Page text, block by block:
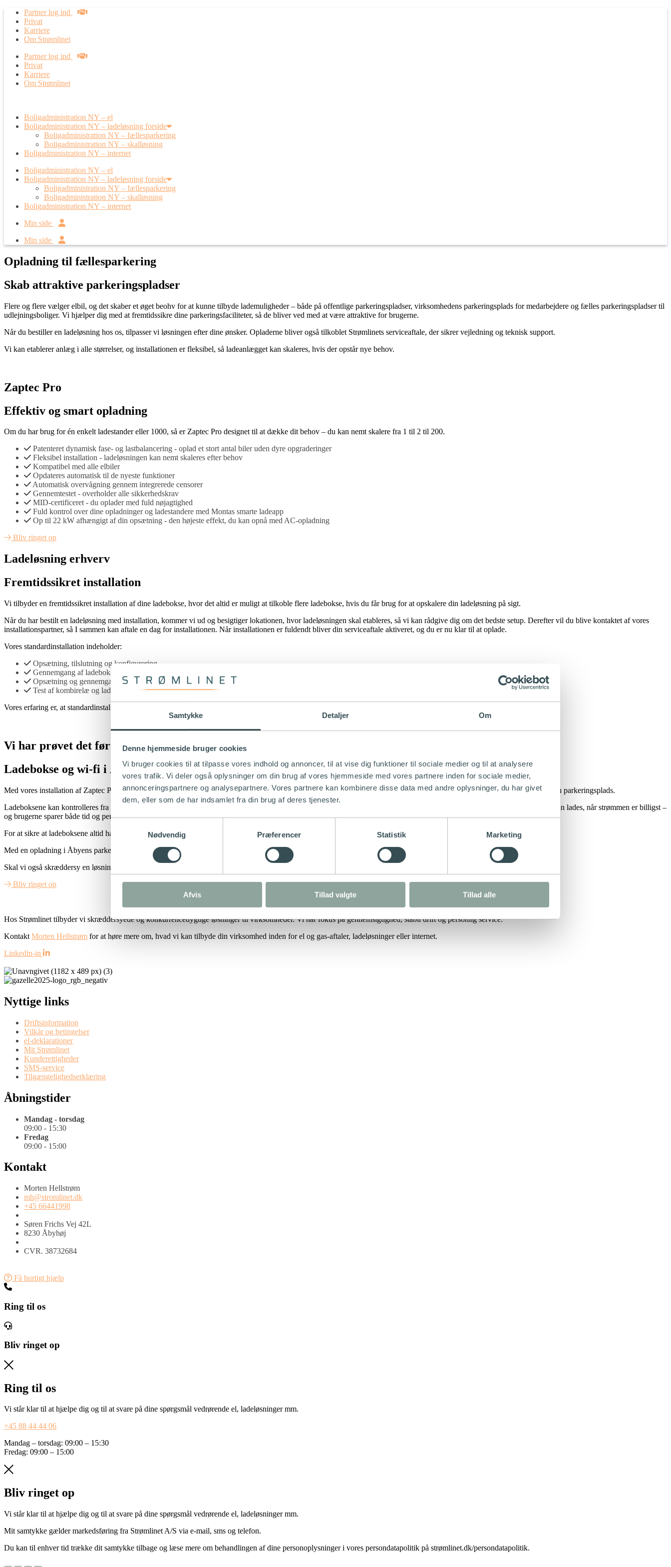
Samtykke Detaljer Om
Denne hjemmeside bruger cookies
Vi bruger cookies til at tilpasse vores indhold og annoncer, til at vise dig funktioner til sociale medier og til at analysere
vores trafik. Vi deler også oplysninger om din brug af vores hjemmeside med vores partnere inden for sociale medier,
annonceringspartnere og analysepartnere. Vores partnere kan kombinere disse data med andre oplysninger, du har givet
dem, eller som de har indsamlet fra din brug af deres tjenester.
Nødvendig
Præferencer Statistik Marketing
Afvis Tillad valgte Tillad alle
Partner log ind
Privat
Karriere
Om Strømlinet
Partner log ind
Privat
Karriere
Om Strømlinet
Boligadministration NY – el
Boligadministration NY – ladeløsning forside
Boligadministration NY – fællesparkering
Boligadministration NY – skalløsning
Boligadministration NY – internet
Boligadministration NY – el
Boligadministration NY – ladeløsning forside
Boligadministration NY – fællesparkering
Boligadministration NY – skalløsning
Boligadministration NY – internet
Min side
Min side
Opladning til fællesparkering
Skab attraktive parkeringspladser
Flere og flere vælger elbil, og det skaber et øget beohv for at kunne tilbyde lademuligheder – både på offentlige parkeringspladser, virksomhedens parkeringsplads for medarbejdere og fælles parkeringspladser til
udlejningsboliger. Vi hjælper dig med at fremtidssikre dine parkeringsfaciliteter, så de bliver ved med at være attraktive for brugerne.
Når du bestiller en ladeløsning hos os, tilpasser vi løsningen efter dine ønsker. Opladerne bliver også tilkoblet Strømlinets serviceaftale, der sikrer vejledning og teknisk support.
Vi kan etablerer anlæg i alle størrelser, og installationen er fleksibel, så ladeanlægget kan skaleres, hvis der opstår nye behov.
Zaptec Pro
Effektiv og smart opladning
Om du har brug for én enkelt ladestander eller 1000, så er Zaptec Pro designet til at dække dit behov – du kan nemt skalere fra 1 til 2 til 200.
Patenteret dynamisk fase- og lastbalancering - oplad et stort antal biler uden dyre opgraderinger
Fleksibel installation - ladeløsningen kan nemt skaleres efter behov
Kompatibel med alle elbiler
Opdateres automatisk til de nyeste funktioner
Automatisk overvågning gennem integrerede censorer
Gennemtestet - overholder alle sikkerhedskrav
MID-certificeret - du oplader med fuld nøjagtighed
Fuld kontrol over dine opladninger og ladestandere med Montas smarte ladeapp
Op til 22 kW afhængigt af din opsætning - den højeste effekt, du kan opnå med AC-opladning
Bliv ringet op
Ladeløsning erhverv
Fremtidssikret installation
Vi tilbyder en fremtidssikret installation af dine ladebokse, hvor det altid er muligt at tilkoble flere ladebokse, hvis du får brug for at opskalere din ladeløsning på sigt.
Når du har bestilt en ladeløsning med installation, kommer vi ud og besigtiger lokationen, hvor ladeløsningen skal etableres, så vi kan rådgive dig om det bedste setup. Derefter vil du blive kontaktet af vores
installationspartner, så I sammen kan aftale en dag for installationen. Når installationen er fuldendt bliver din serviceaftale aktiveret, og du er nu klar til at oplade.
Vores standardinstallation indeholder:
Opsætning, tilslutning og konfigurering
Gennemgang af ladeboksens funktioner​
Opsætning og gennemgang af ladeapp fra Monta
Test af kombirelæ og ladeboks
Vores erfaring er, at standardinstallationen passer til de fleste behov, men har du særlige ønsker for installationen, er det også muligt at tilpasse løsningen.
Vi har prøvet det før
Ladebokse og wi-fi i Åbyens p-kælder
Med vores installation af Zaptec Pro ladebokse i Åbyen Aarhus’ parkeringskælder, har vi ikke bare skabt større frihed for beboerne – vi har også gjort det mere attraktivt at leje en parkeringsplads.
Ladeboksene kan kontrolleres fra telefonen, så brugerne kan styre opladningen hjemme fra sofaen. Desuden er ladeboksene udstyret med den nyeste pristeknologi, så der altid kan lades, når strømmen er billigst –
og brugerne sparer både tid og penge.
For at sikre at ladeboksene altid har forbindelse, har vi også installeret wi-fi i parkeringskælderen. Dermed kan brugerne altid styre deres opladning, uagtet hvor de befinder sig.
Med en opladning i Åbyens parkeringskælder kan bilen nu være fuldt opladt på få timer. Alle ladestanderne kan selvfølgelig være aktive på samme tid.
Skal vi også skræddersy en løsning til din virksomhed? tøv ikke med at kontakte os, så finder vi sammen en optimal ladeløsning.
Bliv ringet op
Hos Strømlinet tilbyder vi skræddersyede og konkurrencedygtige løsninger til virksomheder. Vi har fokus på gennemsigtighed, stabil drift og personlig service.
Kontakt Morten Hellstrøm for at høre mere om, hvad vi kan tilbyde din virksomhed inden for el og gas-aftaler, ladeløsninger eller internet.
Linkedin-in
Nyttige links
Driftsinformation
Vilkår og betingelser
el-deklarationer
Mit Strømlinet
Kunderettigheder
SMS-service
Tilgængelighedserklæring
Åbningstider
Mandag - torsdag
09:00 - 15:30
Fredag
09:00 - 15:00
Kontakt
Morten Hellstrøm
mh@stromlinet.dk
+45 66441998
Søren Frichs Vej 42L
8230 Åbyhøj
CVR. 38732684
Få hurtigt hjælp
Ring til os
Bliv ringet op
Ring til os
Vi står klar til at hjælpe dig og til at svare på dine spørgsmål vedrørende el, ladeløsninger mm.
+45 88 44 44 06
Mandag – torsdag: 09:00 – 15:30
Fredag: 09:00 – 15:00
Bliv ringet op
Vi står klar til at hjælpe dig og til at svare på dine spørgsmål vedrørende el, ladeløsninger mm.
Mit samtykke gælder markedsføring fra Strømlinet A/S via e-mail, sms og telefon.
Du kan til enhver tid trække dit samtykke tilbage og læse mere om behandlingen af dine personoplysninger i vores persondatapolitik på strømlinet.dk/persondatapolitik.